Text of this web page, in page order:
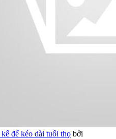
để kéo dài tuổi thọ bởi